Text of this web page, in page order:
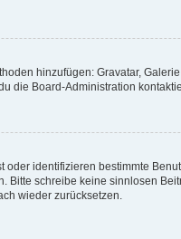
hinzufügen: Gravatar,
die Board-Administration
identifizieren bestimmte
schreibe keine sinnlosen
wieder zurücksetzen.